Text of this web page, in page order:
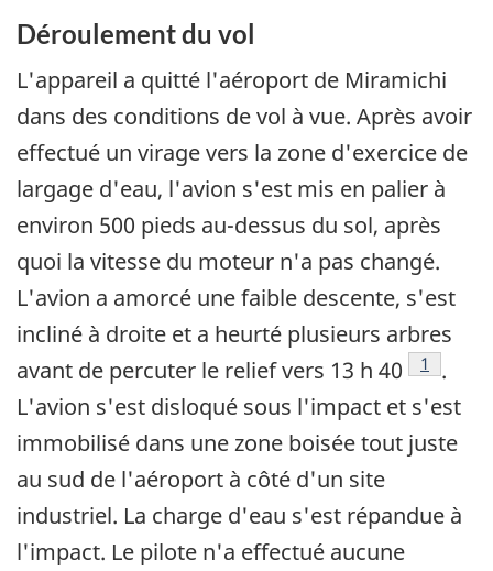
Déroulement du vol
L'appareil a quitté l'aéroport de Miramichi
dans des conditions de vol à vue. Après avoir
effectué un virage vers la zone d'exercice de
largage d'eau, l'avion s'est mis en palier à
environ 500 pieds au-dessus du sol, après
quoi la vitesse du moteur n'a pas changé.
L'avion a amorcé une faible descente, s'est
incliné à droite et a heurté plusieurs arbres
avant de percuter le relief vers 13 h 40
Footnote
1
.
L'avion s'est disloqué sous l'impact et s'est
immobilisé dans une zone boisée tout juste
au sud de l'aéroport à côté d'un site
industriel. La charge d'eau s'est répandue à
l'impact. Le pilote n'a effectué aucune